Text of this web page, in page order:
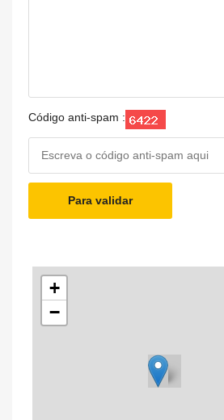
Código anti-spam :
Para validar
+
−